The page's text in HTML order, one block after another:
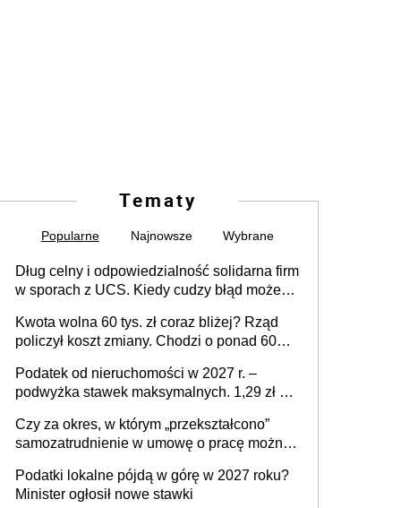
Tematy
Popularne Najnowsze Wybrane
Dług celny i odpowiedzialność solidarna firm
w sporach z UCS. Kiedy cudzy błąd może
Kwota wolna 60 tys. zł coraz bliżej? Rząd
policzył koszt zmiany. Chodzi o ponad 60
Podatek od nieruchomości w 2027 r. –
podwyżka stawek maksymalnych. 1,29 zł za
budynków i lokali związanych z
prowadzeniem działalności gospodarczej
Czy za okres, w którym „przekształcono”
samozatrudnienie w umowę o pracę można
umowy cywilnoprawnej jedynym
racjonalnym wyjściem
Podatki lokalne pójdą w górę w 2027 roku?
Minister ogłosił nowe stawki